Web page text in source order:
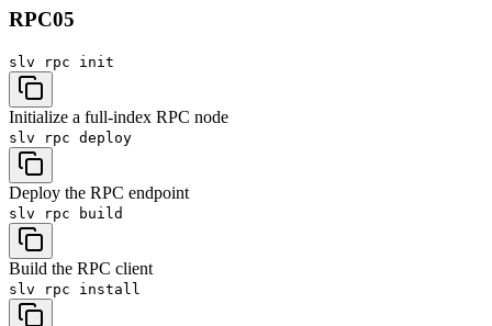
RPC05
slv rpc init
Initialize a full-index RPC node
slv rpc deploy
Deploy the RPC endpoint
slv rpc build
Build the RPC client
slv rpc install